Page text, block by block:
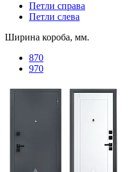
Петли справа
Петли слева
Ширина короба, мм.
870
970